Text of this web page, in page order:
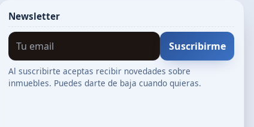
Newsletter
Suscribirme
Al suscribirte aceptas recibir novedades sobre
inmuebles. Puedes darte de baja cuando quieras.